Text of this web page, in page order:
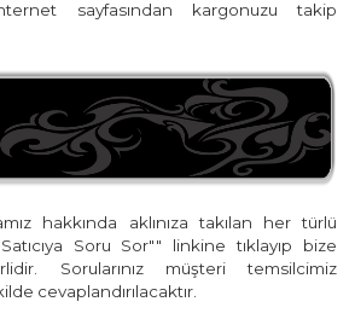
sayfasından kargonuzu takip
hakkında aklınıza takılan her türlü
Soru Sor"" linkine tıklayıp bize
Sorularınız müşteri temsilcimiz
cevaplandırılacaktır.